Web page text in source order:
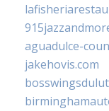
aguadulce-
jakehovis.com